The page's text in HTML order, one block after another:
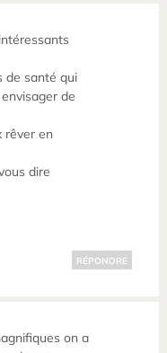
de santé qui
de
rêver en
dire
RÉPONDRE
on a